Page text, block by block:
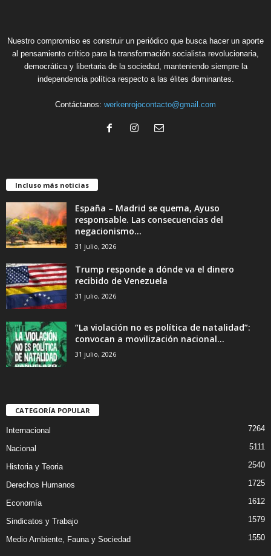
Nuestro compromiso es construir un periódico que busca hacer un aporte
al pensamiento crítico para la transformación socialista revolucionaria,
democrática y libertaria de la sociedad, manteniendo siempre la
independencia política respecto a las élites dominantes.
Contáctanos: werkenrojocontacto@gmail.com
Incluso más noticias
España – Madrid se quema, Ayuso
responsable. Las consecuencias del
negacionismo...
31 julio, 2026
Trump responde a dónde va el dinero
recibido de Venezuela
31 julio, 2026
“La violación no es política de natalidad”:
convocan a movilización nacional...
31 julio, 2026
CATEGORÍA POPULAR
Internacional 7264
Nacional 5111
Historia y Teoria 2540
Derechos Humanos 1725
Economía 1612
Sindicatos y Trabajo 1579
Medio Ambiente, Fauna y Sociedad 1550